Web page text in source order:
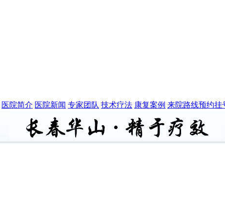
医院简介 医院新闻 专家团队 技术疗法 康复案例 来院路线预约挂